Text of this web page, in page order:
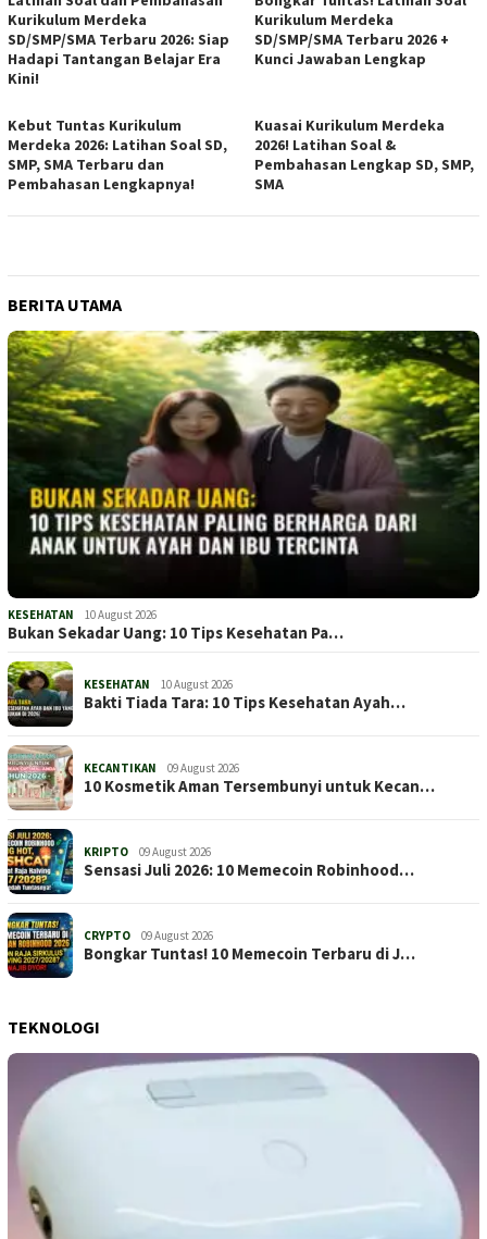
Kurikulum Merdeka
SD/SMP/SMA Terbaru 2026: Siap
Hadapi Tantangan Belajar Era
Kini!
Kurikulum Merdeka
SD/SMP/SMA Terbaru 2026 +
Kunci Jawaban Lengkap
Kebut Tuntas Kurikulum
Merdeka 2026: Latihan Soal SD,
SMP, SMA Terbaru dan
Pembahasan Lengkapnya!
Kuasai Kurikulum Merdeka
2026! Latihan Soal &
Pembahasan Lengkap SD, SMP,
SMA
BERITA UTAMA
KESEHATAN 10 August 2026
Bukan Sekadar Uang: 10 Tips Kesehatan Pa…
KESEHATAN 10 August 2026
Bakti Tiada Tara: 10 Tips Kesehatan Ayah…
KECANTIKAN 09 August 2026
10 Kosmetik Aman Tersembunyi untuk Kecan…
KRIPTO 09 August 2026
Sensasi Juli 2026: 10 Memecoin Robinhood…
CRYPTO 09 August 2026
Bongkar Tuntas! 10 Memecoin Terbaru di J…
TEKNOLOGI